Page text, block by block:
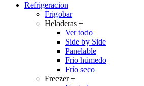
Refrigeracion
Frigobar
Heladeras +
Ver todo
Side by Side
Panelable
Frio húmedo
Frío seco
Freezer+